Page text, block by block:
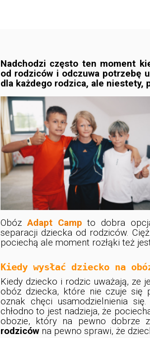
Nadchodzi często ten moment
od rodziców i odczuwa potrzebę
dla każdego rodzica, ale niestety,
Obóz Adapt Camp to dobra
separacji dziecka od rodziców.
pociechą ale moment rozłąki też
Kiedy wysłać dziecko na
Kiedy dziecko i rodzic uważają, ze
obóz dziecka, które nie czuje się
oznak chęci usamodzielnienia
chłodno to jest nadzieja, że
obozie, który na pewno dobrze
rodziców na pewno sprawi, że